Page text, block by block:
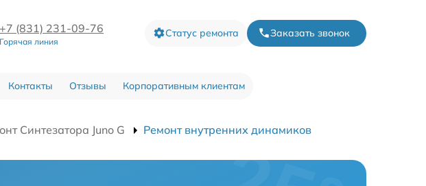
+7 (831) 231-09-76
Горячая линия
Статус ремонта Заказать звонок
Контакты Отзывы Корпоративным клиентам
Синтезатора Juno G Ремонт внутренних динамиков